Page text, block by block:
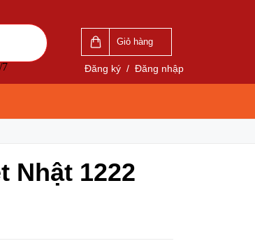
Giỏ hàng
Đăng ký / Đăng nhập
Nhật 1222
0937061895